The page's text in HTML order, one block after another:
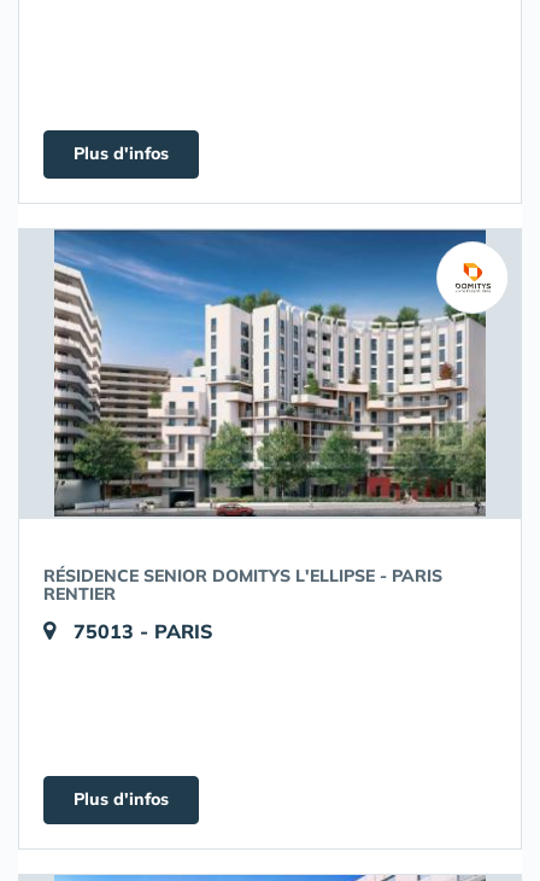
Plus d'infos
RÉSIDENCE SENIOR DOMITYS L'ELLIPSE - PARIS
RENTIER
75013 - PARIS
Plus d'infos